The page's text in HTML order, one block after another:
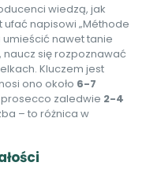
wiedzą, jak
napisowi „Méthode
nawet tanie
naucz się rozpoznawać
Kluczem jest
ono około 6-7
zaledwie 2-4
– to różnica w